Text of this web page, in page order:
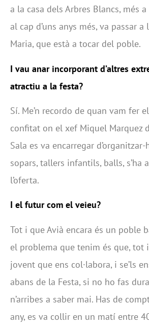
a la casa dels Arbres Blancs, més
al cap d’uns anys més, va passar a
Maria, que està a tocar del poble.
I vau anar incorporant d’altres
atractiu a la festa?
Sí. Me’n recordo de quan vam fer
confitat on el xef Miquel Marquez
Sala es va encarregar d’organitzar-
sopars, tallers infantils, balls, s’ha
l’oferta.
I el futur com el veieu?
Tot i que Avià encara és un poble
el problema que tenim és que,
jovent que ens col·labora, i se’ls
abans de la Festa, si no ho fas
n’arribes a saber mai. Has de
any, es va collir en un matí entre